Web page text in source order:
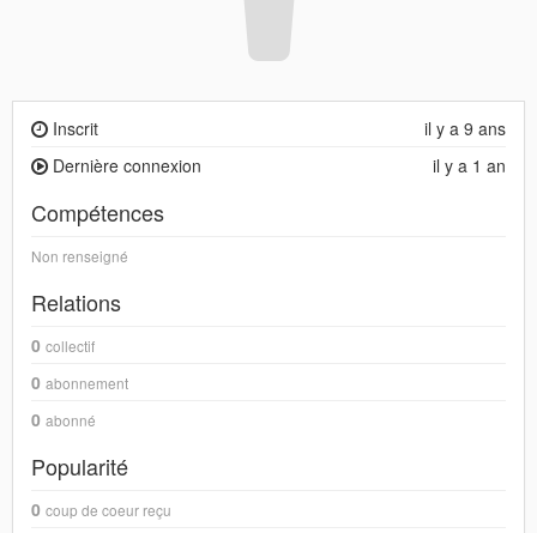
il y a 9 ans
Inscrit
il y a 1 an
Dernière connexion
Compétences
Non renseigné
Relations
0 collectif
0 abonnement
0 abonné
Popularité
0 coup de coeur reçu